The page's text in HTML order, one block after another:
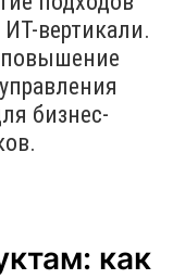
вертикали.
бизнес-
как